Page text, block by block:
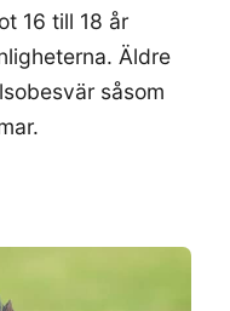
16 till 18 år
Äldre
såsom